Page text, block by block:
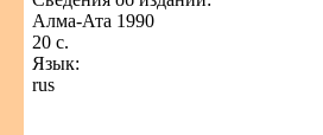
Алма-Ата 1990
20 с.
Язык:
rus